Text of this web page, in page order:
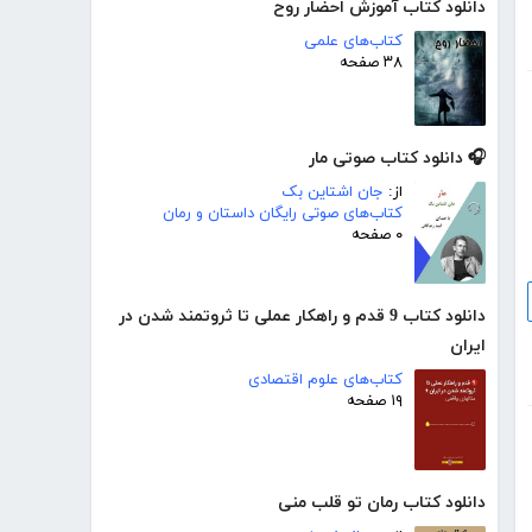
دانلود کتاب آموزش احضار روح
کتاب‌های علمی
۳۸ صفحه
🎧 دانلود کتاب صوتی مار
از: جان اشتاین بک
کتاب‌های صوتی رایگان داستان و رمان
۰ صفحه
دانلود کتاب 9 قدم و راهکار عملی تا ثروتمند شدن در
ایران
کتاب‌های علوم اقتصادی
۱۹ صفحه
دانلود کتاب رمان تو قلب منی